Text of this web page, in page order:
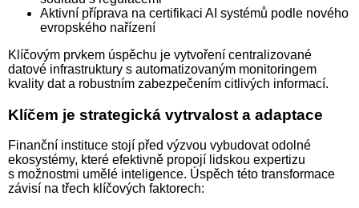
Aktivní příprava na certifikaci AI systémů podle nového
evropského nařízení
Klíčovým prvkem úspěchu je vytvoření centralizované
datové infrastruktury s automatizovaným monitoringem
kvality dat a robustním zabezpečením citlivých informací.
Klíčem je strategická vytrvalost a adaptace
Finanční instituce stojí před výzvou vybudovat odolné
ekosystémy, které efektivně propojí lidskou expertizu
s možnostmi umělé in­te­li­gen­ce. Úspěch této transformace
závisí na třech klíčových faktorech: